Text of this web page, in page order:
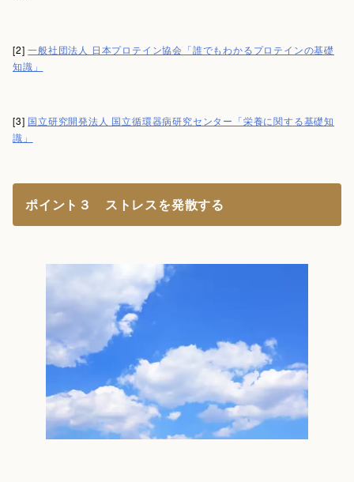
[2]一般社団法人 日本プロテイン協会「誰でもわかるプロテインの基礎
知識」
[3] 国立研究開発法人 国立循環器病研究センター「栄養に関する基礎知
識」
ポイント３ ストレスを発散する